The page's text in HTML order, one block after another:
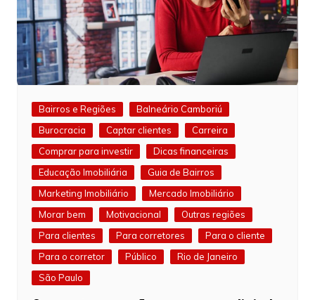
Bairros e Regiões
Balneário Camboriú
Burocracia
Captar clientes
Carreira
Comprar para investir
Dicas financeiras
Educação Imobiliária
Guia de Bairros
Marketing Imobiliário
Mercado Imobiliário
Morar bem
Motivacional
Outras regiões
Para clientes
Para corretores
Para o cliente
Para o corretor
Público
Rio de Janeiro
São Paulo